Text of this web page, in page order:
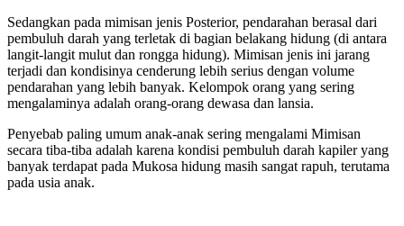
Sedangkan pada mimisan jenis Posterior, pendarahan berasal dari
pembuluh darah yang terletak di bagian belakang hidung (di antara
langit-langit mulut dan rongga hidung). Mimisan jenis ini jarang
terjadi dan kondisinya cenderung lebih serius dengan volume
pendarahan yang lebih banyak. Kelompok orang yang sering
mengalaminya adalah orang-orang dewasa dan lansia.
Penyebab paling umum anak-anak sering mengalami Mimisan
secara tiba-tiba adalah karena kondisi pembuluh darah kapiler yang
banyak terdapat pada Mukosa hidung masih sangat rapuh, terutama
pada usia anak.